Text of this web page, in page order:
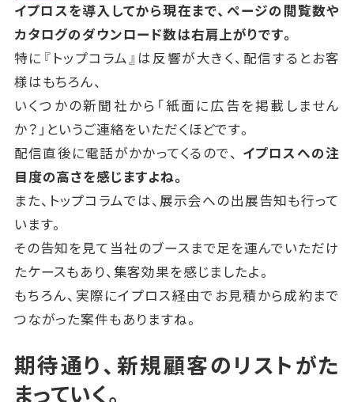
イプロスを導入してから現在まで、ページの閲覧数や
カタログのダウンロード数は右肩上がりです。
特に『トップコラム』は反響が大きく、配信するとお客
様はもちろん、
いくつかの新聞社から「紙面に広告を掲載しません
か？」というご連絡をいただくほどです。
配信直後に電話がかかってくるので、 イプロスへの注
目度の高さを感じますよね。
また、トップコラムでは、展示会への出展告知も行って
います。
その告知を見て当社のブースまで足を運んでいただけ
たケースもあり、集客効果を感じましたよ。
もちろん、実際にイプロス経由でお見積から成約まで
つながった案件もありますね。
期待通り、新規顧客のリストがた
まっていく。